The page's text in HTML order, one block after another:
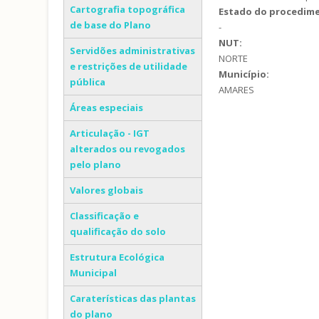
Cartografia topográfica
de base do Plano
Servidões administrativas
e restrições de utilidade
pública
Áreas especiais
Articulação - IGT
alterados ou revogados
pelo plano
Valores globais
Classificação e
qualificação do solo
Estrutura Ecológica
Municipal
Caraterísticas das plantas
do plano
Estado do
-
NUT:
NORTE
Município:
AMARES